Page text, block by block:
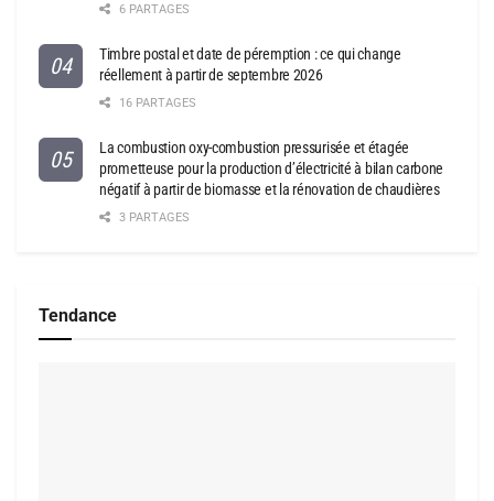
6 PARTAGES
Timbre postal et date de péremption : ce qui change
réellement à partir de septembre 2026
16 PARTAGES
La combustion oxy-combustion pressurisée et étagée
prometteuse pour la production d’électricité à bilan carbone
négatif à partir de biomasse et la rénovation de chaudières
3 PARTAGES
Tendance